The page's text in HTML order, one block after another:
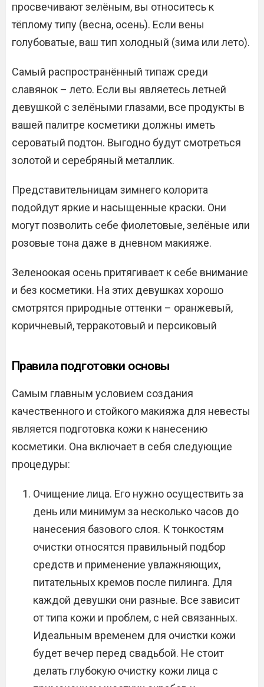
просвечивают зелёным, вы относитесь к
тёплому типу (весна, осень). Если вены
голубоватые, ваш тип холодный (зима или лето).
Самый распространённый типаж среди
славянок – лето. Если вы являетесь летней
девушкой с зелёными глазами, все продукты в
вашей палитре косметики должны иметь
сероватый подтон. Выгодно будут смотреться
золотой и серебряный металлик.
Представительницам зимнего колорита
подойдут яркие и насыщенные краски. Они
могут позволить себе фиолетовые, зелёные или
розовые тона даже в дневном макияже.
Зеленоокая осень притягивает к себе внимание
и без косметики. На этих девушках хорошо
смотрятся природные оттенки – оранжевый,
коричневый, терракотовый и персиковый
Правила подготовки основы
Самым главным условием создания
качественного и стойкого макияжа для невесты
является подготовка кожи к нанесению
косметики. Она включает в себя следующие
процедуры:
Очищение лица. Его нужно осуществить за
день или минимум за несколько часов до
нанесения базового слоя. К тонкостям
очистки относятся правильный подбор
средств и применение увлажняющих,
питательных кремов после пилинга. Для
каждой девушки они разные. Все зависит
от типа кожи и проблем, с ней связанных.
Идеальным временем для очистки кожи
будет вечер перед свадьбой. Не стоит
делать глубокую очистку кожи лица с